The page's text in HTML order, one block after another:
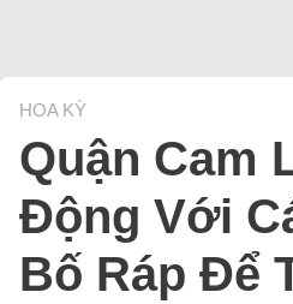
HOA KỲ
Quận Cam
Động Với
Bố Ráp Để